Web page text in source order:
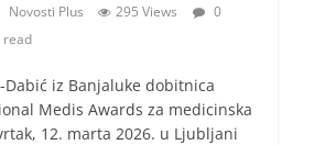
Novosti Plus 295 Views
0
read
Dabić iz Banjaluke dobitnica
Medis Awards za medicinska
12. marta 2026. u Ljubljani